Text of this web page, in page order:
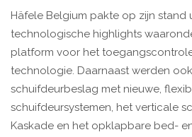
Häfele Belgium pakte op zijn stand
technologische highlights
platform voor het
technologie. Daarnaast werden
schuifdeurbeslag met nieuwe,
schuifdeursystemen, het verticale
Kaskade en het opklapbare bed-